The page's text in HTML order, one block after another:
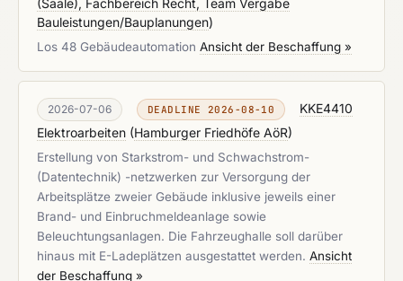
(Saale), Fachbereich Recht, Team Vergabe
Bauleistungen/Bauplanungen)
Los 48 Gebäudeautomation Ansicht der Beschaffung »
2026-07-06 DEADLINE 2026-08-10
KKE4410
Elektroarbeiten (Hamburger Friedhöfe AöR)
Erstellung von Starkstrom- und Schwachstrom-
(Datentechnik) -netzwerken zur Versorgung der
Arbeitsplätze zweier Gebäude inklusive jeweils einer
Brand- und Einbruchmeldeanlage sowie
Beleuchtungsanlagen. Die Fahrzeughalle soll darüber
hinaus mit E-Ladeplätzen ausgestattet werden. Ansicht
der Beschaffung »